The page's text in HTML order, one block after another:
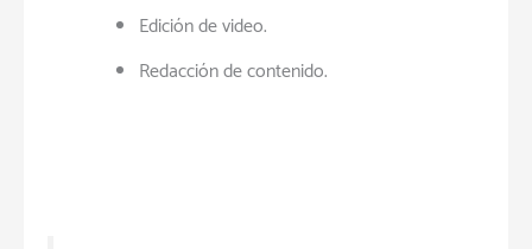
Edición de video.
Redacción de contenido.